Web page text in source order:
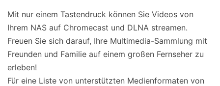
Mit nur einem Tastendruck können Sie Videos von
Ihrem NAS auf Chromecast und DLNA streamen.
Freuen Sie sich darauf, Ihre Multimedia-Sammlung mit
Freunden und Familie auf einem großen Fernseher zu
erleben!
Für eine Liste von unterstützten Medienformaten von